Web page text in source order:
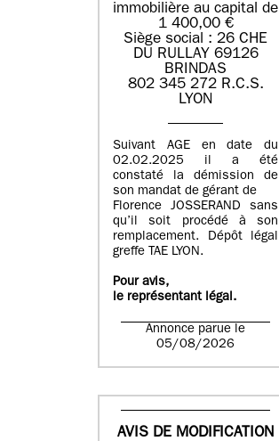
immobilière au capital de
1 400,00 €
Siège social : 26 CHE
DU RULLAY 69126
BRINDAS
802 345 272 R.C.S.
LYON
Suivant AGE en date du
02.02.2025 il a été
constaté la démission de
son mandat de gérant de
Florence JOSSERAND sans
qu’il soit procédé à son
remplacement. Dépôt légal
greffe TAE LYON.
Pour avis,
le représentant légal.
Annonce parue le
05/08/2026
AVIS DE MODIFICATION